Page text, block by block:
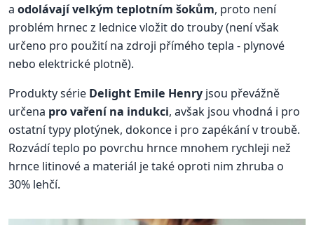
a odolávají velkým teplotním šokům, proto není
problém hrnec z lednice vložit do trouby (není však
určeno pro použití na zdroji přímého tepla - plynové
nebo elektrické plotně).
Produkty série Delight Emile Henry jsou převážně
určena pro vaření na indukci, avšak jsou vhodná i pro
ostatní typy plotýnek, dokonce i pro zapékání v troubě.
Rozvádí teplo po povrchu hrnce mnohem rychleji než
hrnce litinové a materiál je také oproti nim zhruba o
30% lehčí.